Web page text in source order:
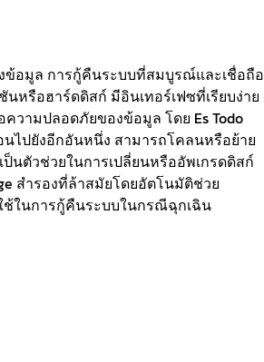
องข้อมูล การกู้คืนระบบที่สมบูรณ์และเชื่อถือ
หรือฮาร์ดดิสก์ มีอินเทอร์เฟซที่เรียบง่าย
วามปลอดภัยของข้อมูล โดย Es Todo
ไปยังอีกอันหนึ่ง สามารถโคลนหรือย้าย
ป็นตัวช่วยในการเปลี่ยนหรืออัพเกรดดิสก์
สำรองที่ล้าสมัยโดยอัตโนมัติช่วย
ใช้ในการกู้คืนระบบในกรณีฉุกเฉิน